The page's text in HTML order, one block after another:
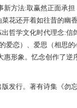
方法:取赢然正面承
花还开着如往昔的幽
哲学文化时代理念:信
爱恋）、爱思（相思
形象。忆念创作了逆
发行。著有诗集《勿